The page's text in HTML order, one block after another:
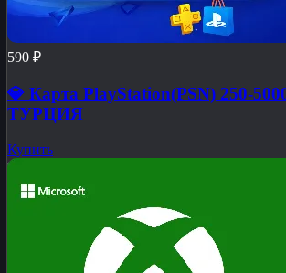
590 ₽
💎 Карта PlayStation(PSN) 250-
ТУРЦИЯ
Купить